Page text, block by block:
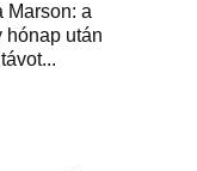
Marson: a
hónap után